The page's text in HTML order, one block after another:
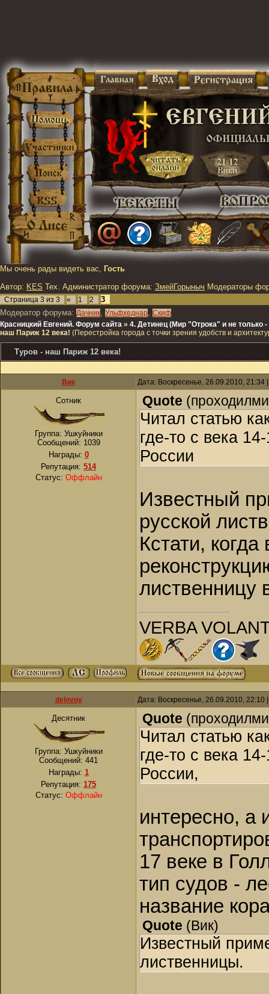
Мы очень рады видеть вас, Гость
Автор: KES Тех. Администратор форума: ЗмейГорыныч Модераторы
Страница 3 из 3 « 1 2
3
Модератор форума: Дачник, Ульфхеднар, Скиф
Красницкий Евгений. Форум сайта » 4. Детинец (Мир "Отрока" и не только
наш Париж 12 века! (Перестройка города с точки зрения удобств и
Туров - наш Париж 12 века!
Вик Дата: Воскресенье, 26.09.2010,
Сотник
Группа: Ушкуйники
Сообщений: 1039
Награды: 0
Репутация: 514
Статус: Оффлайн
Quote (
Читал статью
где-то с века
России
Известный
русской
Кстати,
лиственницу
VERBA
delovoy Дата: Воскресенье, 26.09.2010,
Десятник
Группа: Ушкуйники
Сообщений: 441
Награды: 1
Репутация: 175
Статус: Оффлайн
Quote (
Читал статью
где-то с века
России,
интересно, а
17 веке в
тип судов -
название
Quote (Вик)
Известный
лиственницы.